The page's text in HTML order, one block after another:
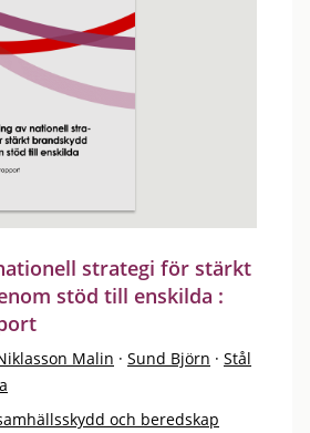
strategi för stärkt
stöd till enskilda :
Malin · Sund Björn · Stål
och beredskap